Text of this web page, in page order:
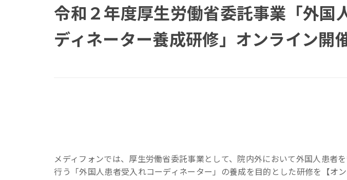
令和２年度厚生労働省委託事業「外国
ディネーター養成研修」オンライン開
メディフォンでは、厚生労働省委託事業として、院内外において外国人患者
行う「外国人患者受入れコーディネーター」の養成を目的とした研修を【オ